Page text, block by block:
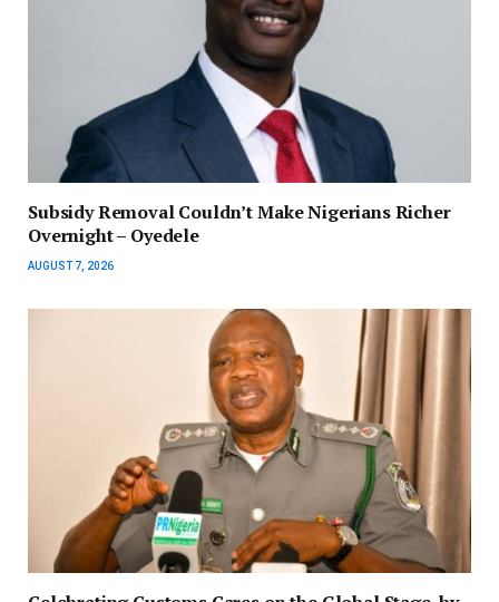
Subsidy Removal Couldn’t Make Nigerians Richer
Overnight – Oyedele
AUGUST 7, 2026